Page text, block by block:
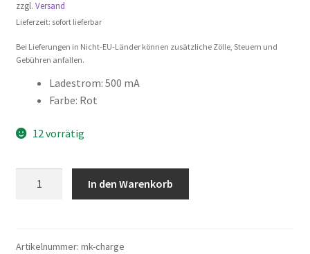
zzgl. Versand
Lieferzeit: sofort lieferbar
Bei Lieferungen in Nicht-EU-Länder können zusätzliche Zölle, Steuern und
Gebühren anfallen.
Ladestrom: 500 mA
Farbe: Rot
12 vorrätig
In den Warenkorb
Artikelnummer: mk-charge